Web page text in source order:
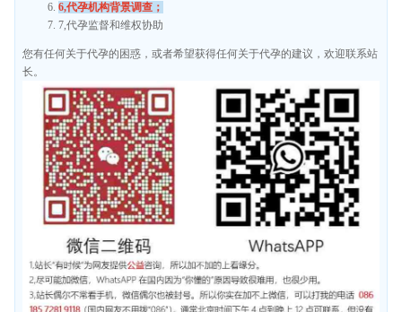
6,代孕机构背景调查；
7,代孕监督和维权协助
您有任何关于代孕的困惑，或者希望获得任何关于代孕的建议，欢迎联系站
长。